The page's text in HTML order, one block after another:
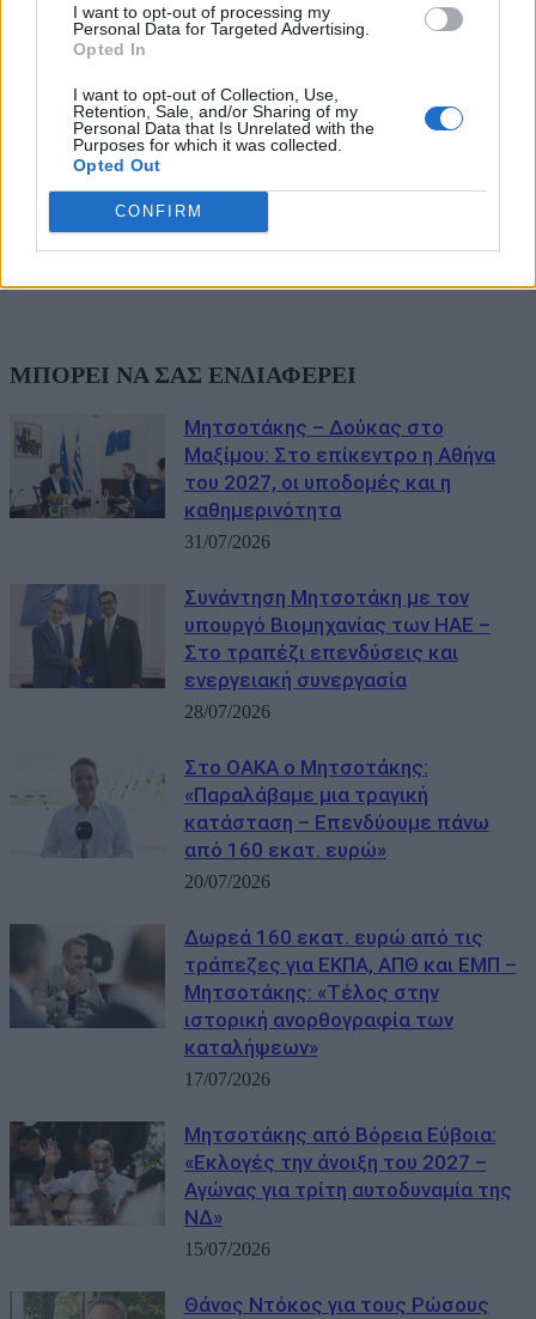
I want to opt-out of processing my
Personal Data for Targeted Advertising.
Opted In
I want to opt-out of Collection, Use,
Retention, Sale, and/or Sharing of my
Personal Data that Is Unrelated with the
Purposes for which it was collected.
Opted Out
CONFIRM
ΜΠΟΡΕΙ ΝΑ ΣΑΣ ΕΝΔΙΑΦΕΡΕΙ
Μητσοτάκης – Δούκας στο
Μαξίμου: Στο επίκεντρο η Αθήνα
του 2027, οι υποδομές και η
καθημερινότητα
31/07/2026
Συνάντηση Μητσοτάκη με τον
υπουργό Βιομηχανίας των ΗΑΕ –
Στο τραπέζι επενδύσεις και
ενεργειακή συνεργασία
28/07/2026
Στο ΟΑΚΑ ο Μητσοτάκης:
«Παραλάβαμε μια τραγική
κατάσταση – Επενδύουμε πάνω
από 160 εκατ. ευρώ»
20/07/2026
Δωρεά 160 εκατ. ευρώ από τις
τράπεζες για ΕΚΠΑ, ΑΠΘ και ΕΜΠ –
Μητσοτάκης: «Τέλος στην
ιστορική ανορθογραφία των
καταλήψεων»
17/07/2026
Μητσοτάκης από Βόρεια Εύβοια:
«Εκλογές την άνοιξη του 2027 –
Αγώνας για τρίτη αυτοδυναμία της
ΝΔ»
15/07/2026
Θάνος Ντόκος για τους Ρώσους